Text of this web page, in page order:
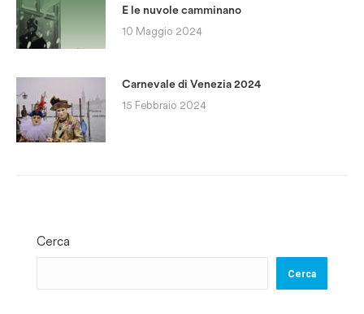
E le nuvole camminano
10 Maggio 2024
Carnevale di Venezia 2024
15 Febbraio 2024
Cerca
Cerca